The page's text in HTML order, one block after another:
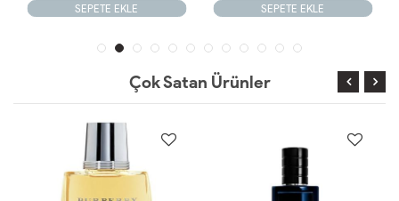
SEPETE EKLE SEPETE EKLE
Çok Satan Ürünler